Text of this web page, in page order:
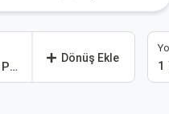
09 Ağu, Paz
Dönüş Ekle
1